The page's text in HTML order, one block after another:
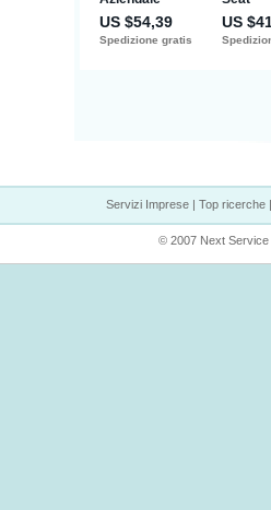
Servizi Imprese| Top ricerche
© 2007 Next Service